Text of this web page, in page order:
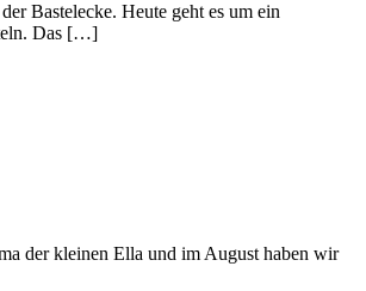
Bastelecke. Heute geht es um ein
Das […]
der kleinen Ella und im August haben wir